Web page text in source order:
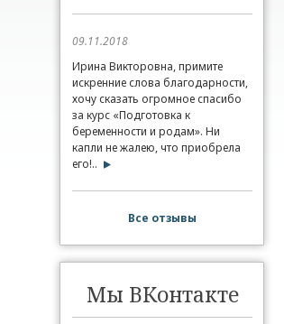
09.11.2018
Ирина Викторовна, примите
искренние слова благодарности,
хочу сказать огромное спасибо
за курс «Подготовка к
беременности и родам». Ни
капли не жалею, что приобрела
его!..
Все отзывы
Мы ВКонтакте